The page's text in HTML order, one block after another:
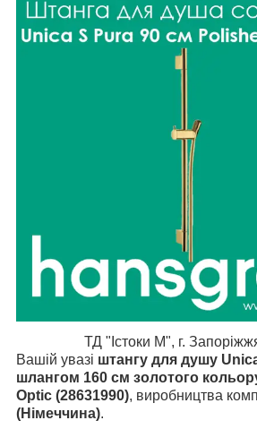
ТД "Істоки М", г. Запоріжжя
Вашій увазі штангу для душу
шлангом 160 см золотого
Optic (28631990), виробництва
(Німеччина).